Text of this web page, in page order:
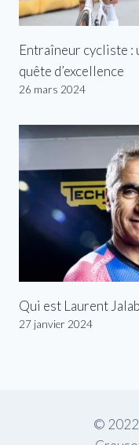
Entraîneur cycliste :
quête d’excellence
26 mars 2024
Qui est Laurent
27 janvier 2024
©